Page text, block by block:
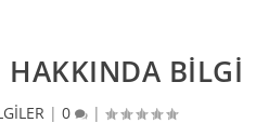
HAKKINDA BILGI
| 0 |